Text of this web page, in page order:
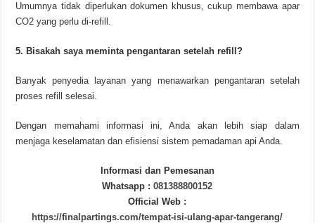
Umumnya tidak diperlukan dokumen khusus, cukup membawa apar
CO2 yang perlu di-refill.
5. Bisakah saya meminta pengantaran setelah refill?
Banyak penyedia layanan yang menawarkan pengantaran setelah
proses refill selesai.
Dengan memahami informasi ini, Anda akan lebih siap dalam
menjaga keselamatan dan efisiensi sistem pemadaman api Anda.
Informasi dan Pemesanan
Whatsapp :081388800152
Official Web :
https://finalpartings.com/tempat-isi-ulang-apar-tangerang/